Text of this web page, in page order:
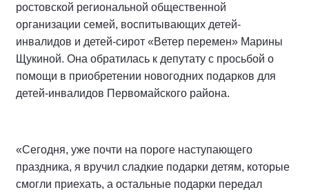
ростовской региональной общественной
организации семей, воспитывающих детей-
инвалидов и детей-сирот «Ветер перемен» Марины
Щукиной. Она обратилась к депутату с просьбой о
помощи в приобретении новогодних подарков для
детей-инвалидов Первомайского района.
«Сегодня, уже почти на пороге наступающего
праздника, я вручил сладкие подарки детям, которые
смогли приехать, а остальные подарки передал